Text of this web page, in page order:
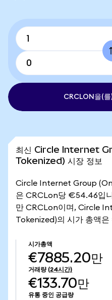
CRCLON을(를
최신 Circle Internet
Tokenized) 시장 정보
Circle Internet Group
은 CRCLon당 €54.46입
만 CRCLon이며, Circle
Tokenized)의 시가 총액
시가총액
€7885.20만
거래량 (24시간)
€133.70만
유통 중인 공급량